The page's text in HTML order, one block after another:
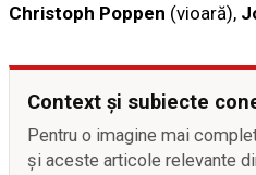
Christoph Poppen (vioară),
Context și subiecte
Pentru o imagine mai
și aceste articole relevante